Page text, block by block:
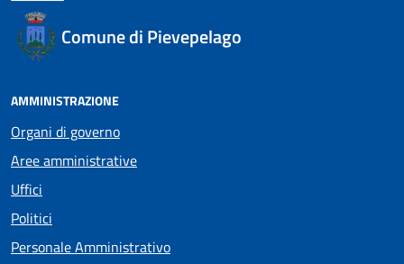
Comune di Pievepelago
AMMINISTRAZIONE
Organi di governo
Aree amministrative
Uffici
Politici
Personale Amministrativo